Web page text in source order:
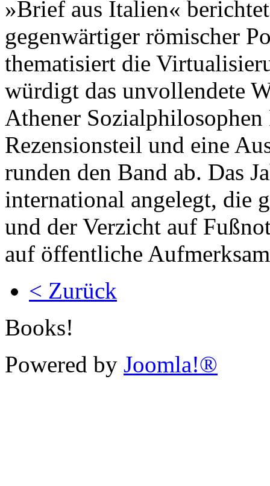
»Brief aus Italien«
gegenwärtiger römischer
thematisiert die
würdigt das unvollendete
Athener
Rezensionsteil und eine
runden den Band ab. Das
international angelegt, die
und der Verzicht auf
auf öffentliche
< Zurück
Books!
Powered by Joomla!®